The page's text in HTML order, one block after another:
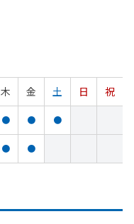
木 金 土 日
祝
● ● ●
● ●